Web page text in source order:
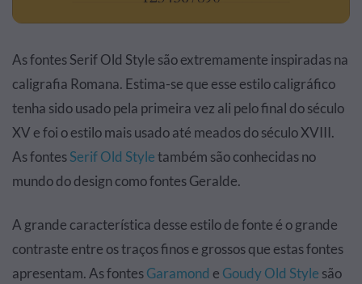
As fontes Serif Old Style são extremamente inspiradas na
caligrafia Romana. Estima-se que esse estilo caligráfico
tenha sido usado pela primeira vez ali pelo final do século
XV e foi o estilo mais usado até meados do século XVIII.
As fontesSerif Old Styletambém são conhecidas no
mundo do design como fontes Geralde.
A grande característica desse estilo de fonte é o grande
contraste entre os traços finos e grossos que estas fontes
apresentam. As fontesGaramond e Goudy Old Style são